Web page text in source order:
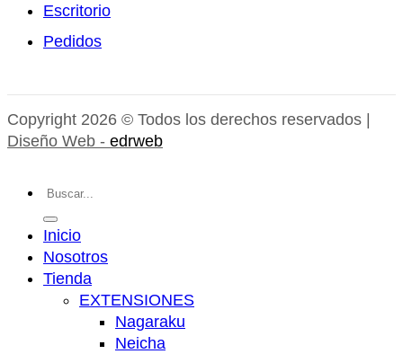
Escritorio
Pedidos
Copyright 2026 © Todos los derechos reservados |
Diseño Web - edrweb
Buscar
por:
Inicio
Nosotros
Tienda
EXTENSIONES
Nagaraku
Neicha